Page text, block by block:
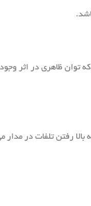
ظاهری در اثر وجود
رفتن تلفات در مدار